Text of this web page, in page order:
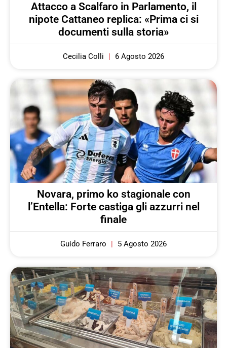
Attacco a Scalfaro in Parlamento, il
nipote Cattaneo replica: «Prima ci si
documenti sulla storia»
Cecilia Colli 6 Agosto 2026
Novara, primo ko stagionale con
l’Entella: Forte castiga gli azzurri nel
finale
Guido Ferraro 5 Agosto 2026